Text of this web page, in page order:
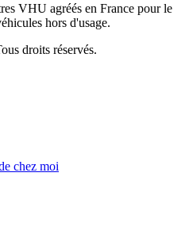
VHU agréés en France pour le
hors d'usage.
droits réservés.
chez moi